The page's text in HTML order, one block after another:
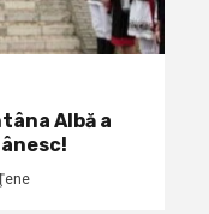
Albă a